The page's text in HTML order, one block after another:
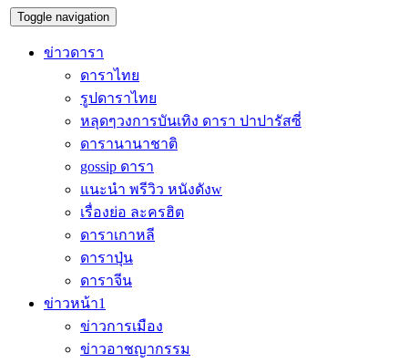
Toggle navigation
ข่าวดารา
ดาราไทย
รูปดาราไทย
หลุดๆวงการบันเทิง ดารา ปาปารัสซี่
ดารานานาชาติ
gossip ดารา
แนะนำ พรีวิว หนังดังw
เรื่องย่อ ละครฮิต
ดาราเกาหลี
ดาราปุ่น
ดาราจีน
ข่าวหน้า1
ข่าวการเมือง
ข่าวอาชญากรรม